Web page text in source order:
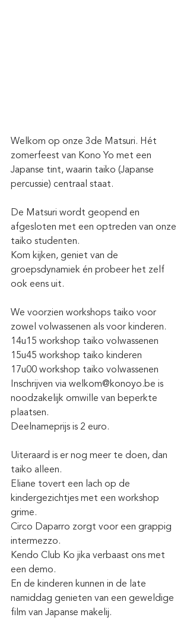
Welkom op onze 3de Matsuri. Hét
zomerfeest van Kono Yo met een
Japanse tint, waarin taiko (Japanse
percussie) centraal staat.
De Matsuri wordt geopend en
afgesloten met een optreden van onze
taiko studenten.
Kom kijken, geniet van de
groepsdynamiek én probeer het zelf
ook eens uit.
We voorzien workshops taiko voor
zowel volwassenen als voor kinderen.
14u15 workshop taiko volwassenen
15u45 workshop taiko kinderen
17u00 workshop taiko volwassenen
Inschrijven via welkom@konoyo.be is
noodzakelijk omwille van beperkte
plaatsen.
Deelnameprijs is 2 euro.
Uiteraard is er nog meer te doen, dan
taiko alleen.
Eliane tovert een lach op de
kindergezichtjes met een workshop
grime.
Circo Daparro zorgt voor een grappig
intermezzo.
Kendo Club Ko jika verbaast ons met
een demo.
En de kinderen kunnen in de late
namiddag genieten van een geweldige
film van Japanse makelij.